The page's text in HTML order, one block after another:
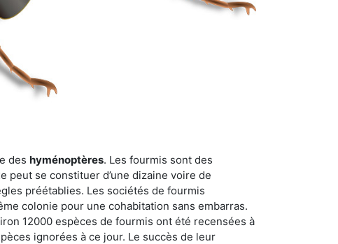
des hyménoptères. Les fourmis sont des
se constituer d’une dizaine voire de
préétablies. Les sociétés de fourmis
colonie pour une cohabitation sans embarras.
12000 espèces de fourmis ont été recensées à
ignorées à ce jour. Le succès de leur